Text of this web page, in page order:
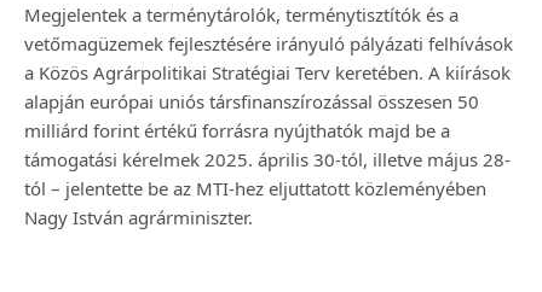
Megjelentek a terménytárolók, terménytisztítók és a
vetőmagüzemek fejlesztésére irányuló pályázati felhívások
a Közös Agrárpolitikai Stratégiai Terv keretében. A kiírások
alapján európai uniós társfinanszírozással összesen 50
milliárd forint értékű forrásra nyújthatók majd be a
támogatási kérelmek 2025. április 30-tól, illetve május 28-
tól – jelentette be az MTI-hez eljuttatott közleményében
Nagy István agrárminiszter.